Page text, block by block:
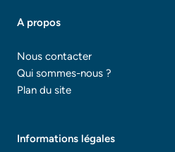
A propos
Nous contacter
Qui sommes-nous ?
Plan du site
Informations légales